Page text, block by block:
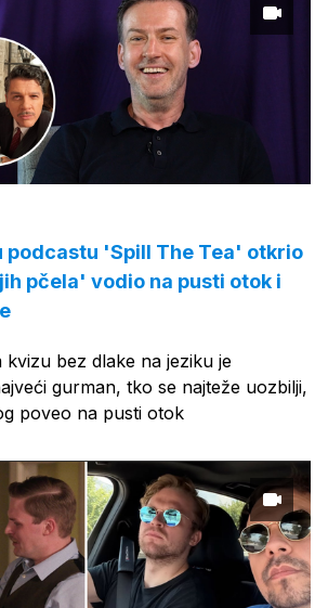
podcastu 'Spill The Tea' otkrio
pčela' vodio na pusti otok i
bez dlake na jeziku je
gurman, tko se najteže uozbilji,
poveo na pusti otok